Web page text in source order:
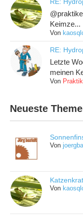
Keimze...
Von
RE:
Letzte
meinen
Von
Neueste
Von
Von